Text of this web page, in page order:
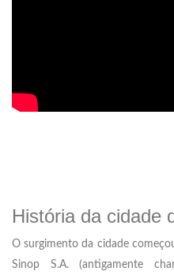
História da cidade
O surgimento da cidade
Sinop S.A. (antigamente